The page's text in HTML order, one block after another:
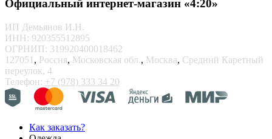
Официальный интернет-магазин «4:20»
ИП Демьянов И.Н.
ИНН: 920355512895
ОГРНИП: 319920400018462
127051 , Россия, Московская обл., Москва, Средний Каретный
переулок, 4
Телефон: +7 (978) 333 34 20
Как заказать?